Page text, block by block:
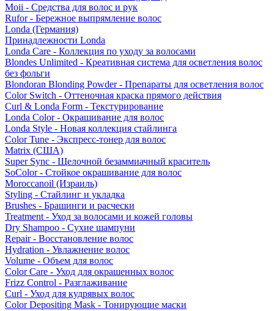
Moii - Средства для волос и рук
Rufor - Бережное выпрямление волос
Londa (Германия)
Принадлежности Londa
Londa Care - Коллекция по уходу за волосами
Blondes Unlimited - Креативная система для осветления волос
без фольги
Blondoran Blonding Powder - Препараты для осветления волос
Color Switch - Оттеночная краска прямого действия
Curl & Londa Form - Текстурирование
Londa Color - Окрашивание для волос
Londa Style - Новая коллекция стайлинга
Color Tune - Экспресс-тонер для волос
Matrix (США)
Super Sync - Щелочной безаммиачный краситель
SoColor - Стойкое окрашивание для волос
Moroccanoil (Израиль)
Styling - Стайлинг и укладка
Brushes - Брашинги и расчески
Treatment - Уход за волосами и кожей головы
Dry Shampoo - Сухие шампуни
Repair - Восстановление волос
Hydration - Увлажнение волос
Volume - Объем для волос
Color Care - Уход для окрашенных волос
Frizz Control - Разглаживание
Curl - Уход для кудрявых волос
Color Depositing Mask - Тонирующие маски